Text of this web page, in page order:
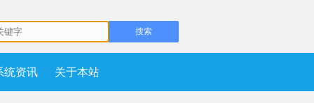
统资讯 关于本站